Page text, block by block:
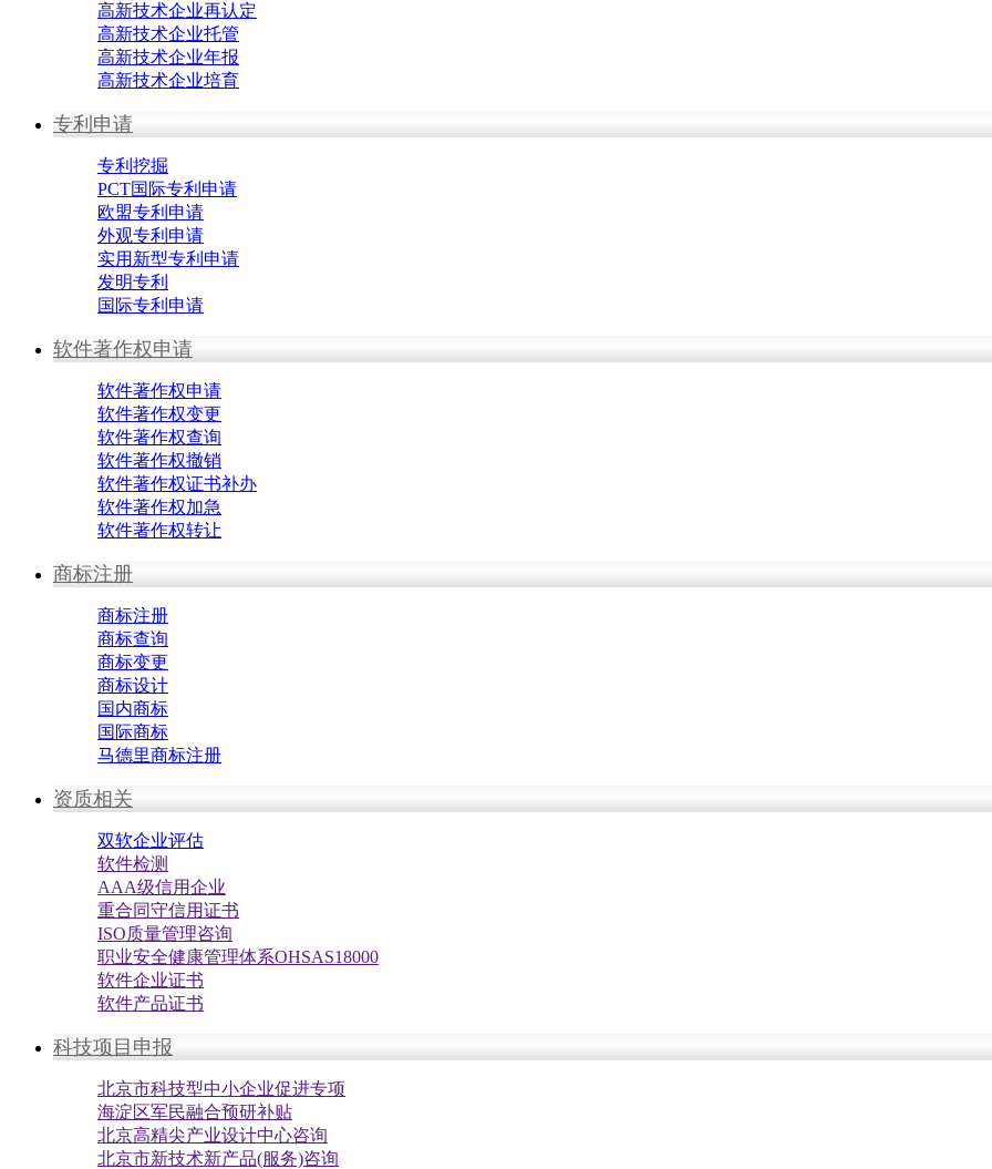
高新技术企业再认定
高新技术企业托管
高新技术企业年报
高新技术企业培育
专利申请
专利挖掘
PCT国际专利申请
欧盟专利申请
外观专利申请
实用新型专利申请
发明专利
国际专利申请
软件著作权申请
软件著作权申请
软件著作权变更
软件著作权查询
软件著作权撤销
软件著作权证书补办
软件著作权加急
软件著作权转让
商标注册
商标注册
商标查询
商标变更
商标设计
国内商标
国际商标
马德里商标注册
资质相关
双软企业评估
软件检测
AAA级信用企业
重合同守信用证书
ISO质量管理咨询
职业安全健康管理体系OHSAS18000
软件企业证书
软件产品证书
科技项目申报
北京市科技型中小企业促进专项
海淀区军民融合预研补贴
北京高精尖产业设计中心咨询
北京市新技术新产品(服务)咨询